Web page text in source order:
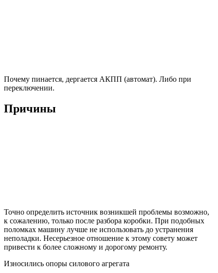
Почему пинается, дергается АКПП (автомат). Либо при
переключении.
Причины
Точно определить источник возникшей проблемы возможно,
к сожалению, только после разбора коробки. При подобных
поломках машину лучше не использовать до устранения
неполадки. Несерьезное отношение к этому совету может
привести к более сложному и дорогому ремонту.
Износились опоры силового агрегата